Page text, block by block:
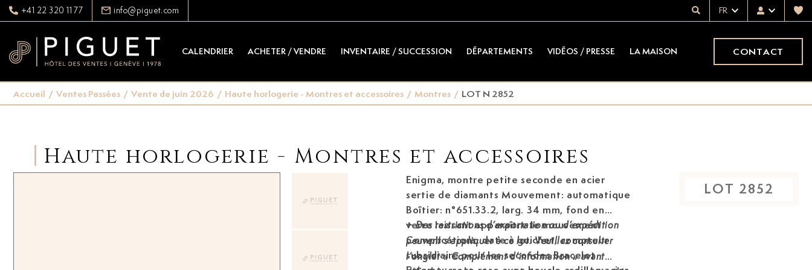
+41 22 320 11 77 info@piguet.com FR
CALENDRIER ACHETER / VENDRE INVENTAIRE / SUCCESSION DÉPARTEMENTS VIDÉOS / PRESSE LA MAISON CONTACT
Accueil / Ventes Passées / Vente de juin 2026 / Haute horlogerie - Montres et accessoires / Montres / LOT N 2852
Haute horlogerie - Montres et accessoires
Enigma, montre petite seconde en acier
sertie de diamants Mouvement: automatique
Boîtier: n°651.33.2, larg. 34 mm, fond en
verre laissant apparaître le mouvement
Complications: date à guichet, compteur
subsidiaire pour les secondes Bracelet
+Des restrictions d’exportation ou d’expédition
peuvent s’appliquer à ce lot. Veuillez consulter
l’onglet « Complément d’information » avant
LOT 2852